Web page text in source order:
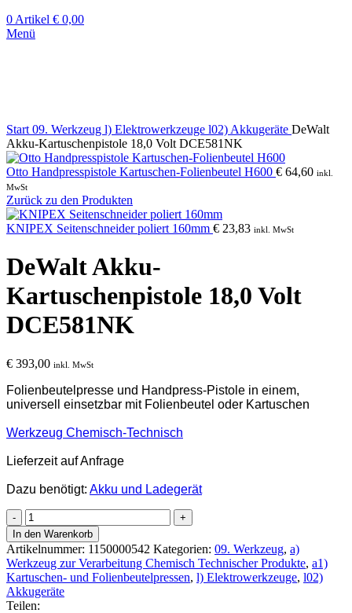
0 Artikel € 0,00
Menü
Start 09. Werkzeug l) Elektrowerkzeuge l02) Akkugeräte DeWalt
Akku-Kartuschenpistole 18,0 Volt DCE581NK
Otto Handpresspistole Kartuschen-Folienbeutel H600 € 64,60 inkl.
MwSt
Zurück zu den Produkten
KNIPEX Seitenschneider poliert 160mm € 23,83 inkl. MwSt
DeWalt Akku-
Kartuschenpistole 18,0 Volt
DCE581NK
€ 393,00 inkl. MwSt
Folienbeutelpresse und Handpress-Pistole in einem,
universell einsetzbar mit Folienbeutel oder Kartuschen
Werkzeug Chemisch-Technisch
Lieferzeit auf Anfrage
Dazu benötigt: Akku und Ladegerät
DeWalt
Akku-
Kartuschenpistole
18,0
Volt
DCE581NK
Menge
In den Warenkorb
Artikelnummer: 1150000542 Kategorien: 09. Werkzeug, a)
Werkzeug zur Verarbeitung Chemisch Technischer Produkte, a1)
Kartuschen- und Folienbeutelpressen, l) Elektrowerkzeuge, l02)
Akkugeräte
Teilen: